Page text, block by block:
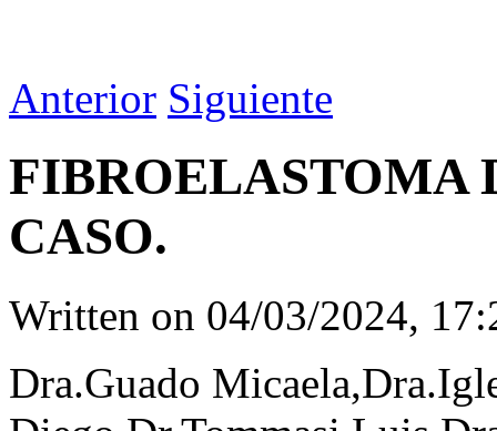
Anterior Siguiente
FIBROELASTOMA
CASO.
Written on 04/03/2024,
Dra.Guado